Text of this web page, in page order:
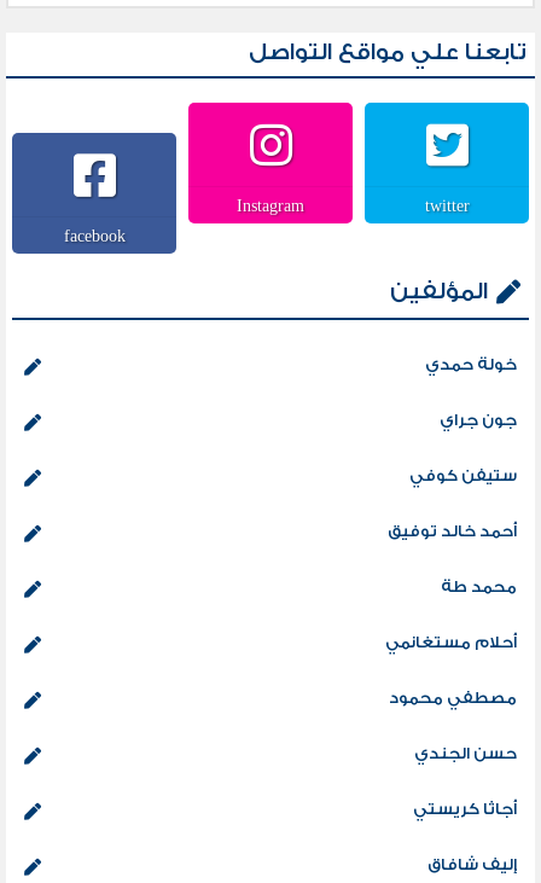
تابعنا علي مواقع التواصل
twitter
Instagram
facebook
المؤلفين
خولة حمدي
جون جراي
ستيفن كوفي
أحمد خالد توفيق
محمد طة
أحلام مستغانمي
مصطفي محمود
حسن الجندي
أجاثا كريستي
إليف شافاق